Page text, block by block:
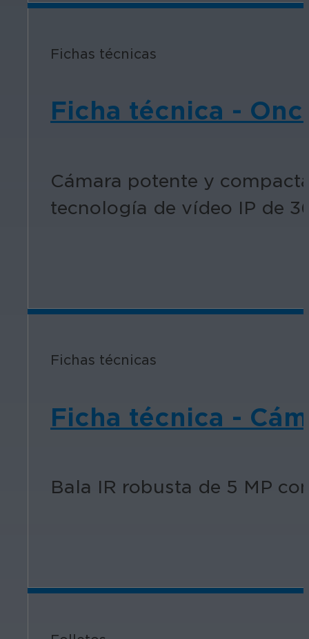
Fichas técnicas
Ficha técnica -
Cámara potente y
tecnología de vídeo IP de
Fichas técnicas
Ficha técnica -
Bala IR robusta de 5 MP